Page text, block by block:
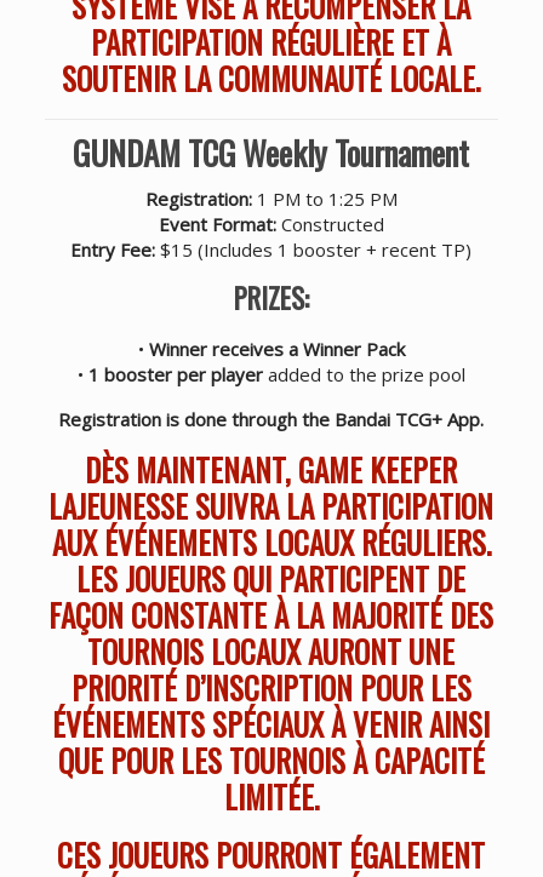
PARTICIPATION RÉGULIÈRE ET À
SOUTENIR LA COMMUNAUTÉ LOCALE.
GUNDAM TCG Weekly Tournament
Registration:1 PM to 1:25 PM
Event Format:Constructed
Entry Fee: $15 (Includes 1 booster + recent TP)
PRIZES:
• Winner receives a Winner Pack
• 1 booster per playeradded to the prize pool
Registration is done through the Bandai TCG+ App.
DÈS MAINTENANT, GAME KEEPER
LAJEUNESSE SUIVRA LA PARTICIPATION
AUX ÉVÉNEMENTS LOCAUX RÉGULIERS.
LES JOUEURS QUI PARTICIPENT DE
FAÇON CONSTANTE À LA MAJORITÉ DES
TOURNOIS LOCAUX AURONT UNE
PRIORITÉ D’INSCRIPTION POUR LES
ÉVÉNEMENTS SPÉCIAUX À VENIR AINSI
QUE POUR LES TOURNOIS À CAPACITÉ
LIMITÉE.
CES JOUEURS POURRONT ÉGALEMENT